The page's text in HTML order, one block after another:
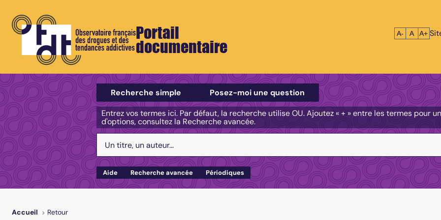
Portail
documentaire
Réduire le
A- A A+
Sélectionner un type de recherche
Recherche simple
Posez-moi une question
Entrez vos termes ici. Par défaut, la recherche utilise OU. Ajoutez « + » entre les termes pour
d'options, consultez la Recherche avancée.
Aide Recherche avancée Périodiques
Accueil Retour